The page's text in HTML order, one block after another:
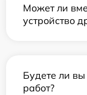
Может ли
устройство
Будете ли
работ?